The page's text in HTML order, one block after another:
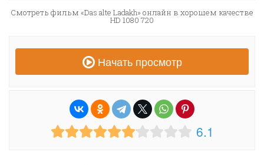
Смотреть фильм «Das alte Ladakh» онлайн в хорошем качестве
HD 1080 720
Начать просмотр
6.1